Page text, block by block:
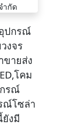
ปกรณ์
งจร
ขายส่ง
โคม
รณ์
ณ์โซล่า
งมี